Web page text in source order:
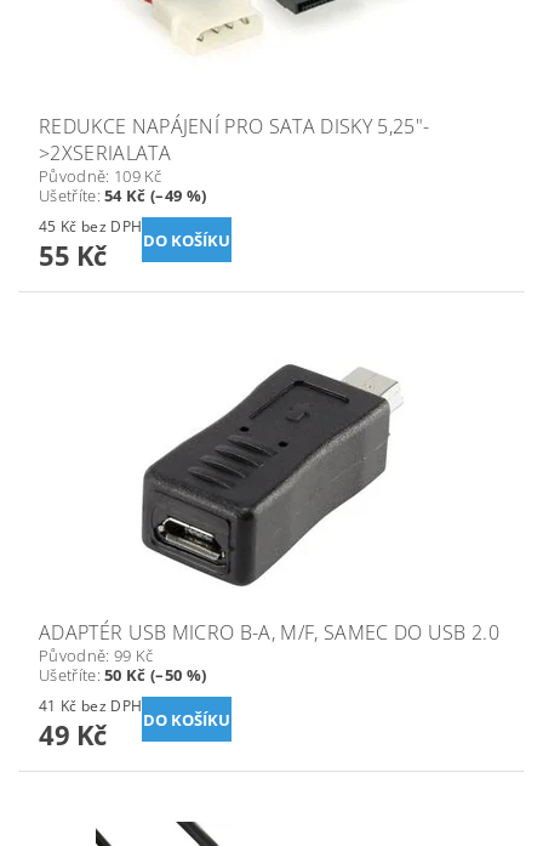
REDUKCE NAPÁJENÍ PRO SATA DISKY 5,25"-
>2XSERIALATA
Původně: 109 Kč
Ušetříte:54 Kč (–49 %)
45 Kč bez DPH
55 Kč
ADAPTÉR USB MICRO B-A, M/F, SAMEC DO USB 2.0
Původně: 99 Kč
Ušetříte:50 Kč (–50 %)
41 Kč bez DPH
49 Kč